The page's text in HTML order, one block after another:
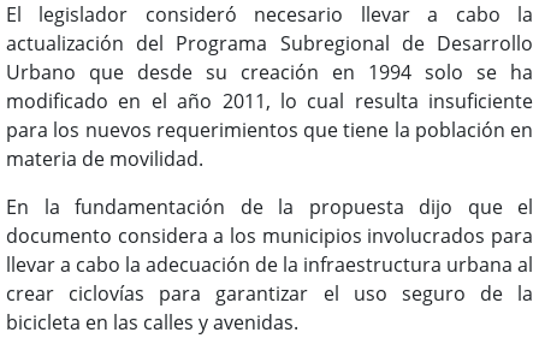
El legislador consideró necesario llevar a cabo la
actualización del Programa Subregional de Desarrollo
Urbano que desde su creación en 1994 solo se ha
modificado en el año 2011, lo cual resulta insuficiente
para los nuevos requerimientos que tiene la población en
materia de movilidad.
En la fundamentación de la propuesta dijo que el
documento considera a los municipios involucrados para
llevar a cabo la adecuación de la infraestructura urbana al
crear ciclovías para garantizar el uso seguro de la
bicicleta en las calles y avenidas.